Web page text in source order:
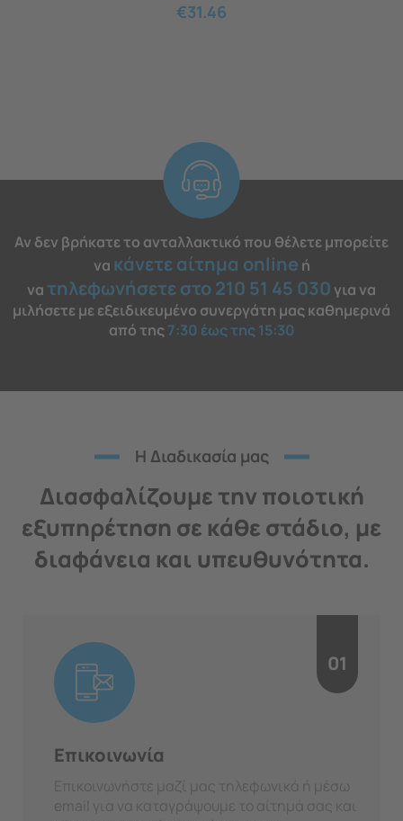
€31.46
Αν δεν βρήκατε το ανταλλακτικό που θέλετε μπορείτε
να κάνετε αίτημα online ή
νατηλεφωνήσετε στο 210 51 45 030 για να
μιλήσετε με εξειδικευμένο συνεργάτη μας καθημερινά
από της7:30 έως της 15:30
H Διαδικασία μας
Διασφαλίζουμε την ποιοτική
εξυπηρέτηση σε κάθε στάδιο, με
διαφάνεια και υπευθυνότητα.
01
Επικοινωνία
Επικοινωνήστε μαζί μας τηλεφωνικά ή μέσω
email για να καταγράψουμε το αίτημά σας και